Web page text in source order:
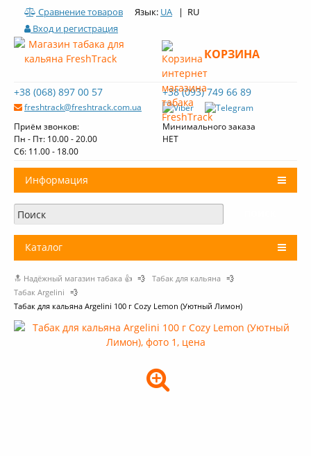
Сравнение товаров Язык: UA | RU
Вход и регистрация
+38 (068) 897 00 57
freshtrack@freshtrack.com.ua
+38 (093) 749 66 89
Приём звонков:
Пн - Пт: 10.00 - 20.00
Cб: 11.00 - 18.00
Минимального заказа
НЕТ
КОРЗИНА
Информация
О нас
Доставка и оплата
Обзоры табака Fresh Track
Каталог
Табак для кальяна
Уголь для кальяна
Кальяны
+
🔝 Надёжный магазин табака 👍 💨 Табак для кальяна 💨
Табак Argelini 💨
Табак для кальяна Argelini 100 г Cozy Lemon (Уютный Лимон)